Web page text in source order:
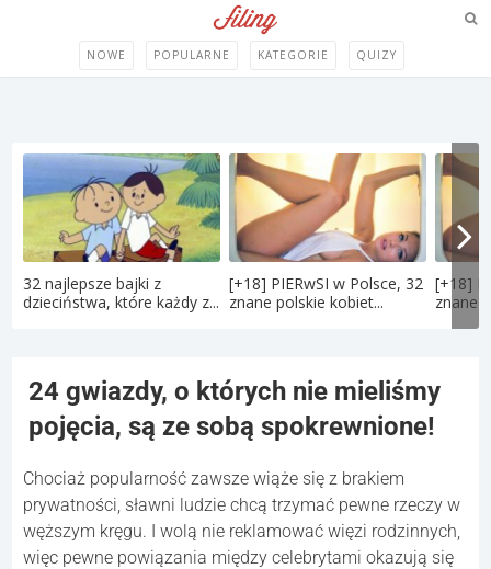
NOWE POPULARNE KATEGORIE QUIZY
32 najlepsze bajki z
dzieciństwa, które każdy z...
[+18] PIERwSI w Polsce, 32
znane polskie kobiet...
[+18]
znane
24 gwiazdy, o których nie mieliśmy
pojęcia, są ze sobą spokrewnione!
Chociaż popularność zawsze wiąże się z brakiem
prywatności, sławni ludzie chcą trzymać pewne rzeczy w
węższym kręgu. I wolą nie reklamować więzi rodzinnych,
więc pewne powiązania między celebrytami okazują się